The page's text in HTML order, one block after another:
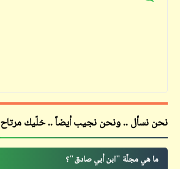
نحن نسأل .. ونحن نجيب أيضاً .. خلّيك مرتاح
ما هي مجلّة "ابن أبي صادق"؟